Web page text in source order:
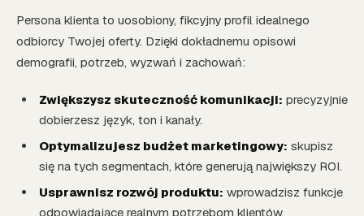
Persona klienta to uosobiony, fikcyjny profil idealnego
odbiorcy Twojej oferty. Dzięki dokładnemu opisowi
demografii, potrzeb, wyzwań i zachowań:
Zwiększysz skuteczność komunikacji: precyzyjnie
dobierzesz język, ton i kanały.
Optymalizujesz budżet marketingowy: skupisz
się na tych segmentach, które generują największy ROI.
Usprawnisz rozwój produktu: wprowadzisz funkcje
odpowiadające realnym potrzebom klientów.